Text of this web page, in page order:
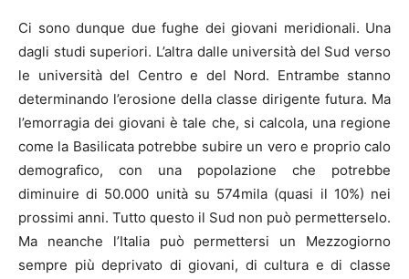
Ci sono dunque due fughe dei giovani meridionali. Una
dagli studi superiori. L’altra dalle università del Sud verso
le università del Centro e del Nord. Entrambe stanno
determinando l’erosione della classe dirigente futura. Ma
l’emorragia dei giovani è tale che, si calcola, una regione
come la Basilicata potrebbe subire un vero e proprio calo
demografico, con una popolazione che potrebbe
diminuire di 50.000 unità su 574mila (quasi il 10%) nei
prossimi anni. Tutto questo il Sud non può permetterselo.
Ma neanche l’Italia può permettersi un Mezzogiorno
sempre più deprivato di giovani, di cultura e di classe